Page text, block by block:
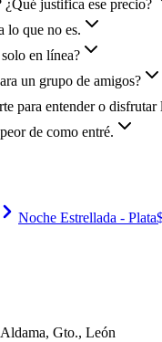
justifica ese precio?
lo que no es.
en línea?
un grupo de amigos?
para entender o disfrutar
de como entré.
Noche Estrellada - Plata
Gto., León